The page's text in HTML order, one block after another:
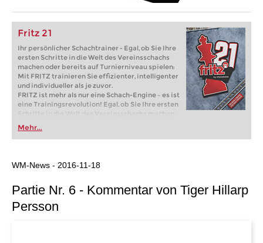
Fritz 21
Ihr persönlicher Schachtrainer - Egal, ob Sie Ihre
ersten Schritte in die Welt des Vereinsschachs
machen oder bereits auf Turnierniveau spielen:
Mit FRITZ trainieren Sie effizienter, intelligenter
und individueller als je zuvor.
FRITZ ist mehr als nur eine Schach-Engine – es ist
eine Trainingsrevolution! Egal, ob Sie Ihre ersten
Schritte in die Welt des Vereinsschachs machen
oder bereits auf Turnierniveau spielen: Mit
FRITZ trainieren Sie effizienter, intelligenter und
individueller als je zuvor.
Mehr...
WM-News - 2016-11-18
Partie Nr. 6 - Kommentar von Tiger Hillarp
Persson